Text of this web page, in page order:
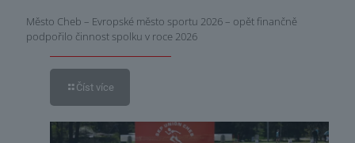
Město Cheb – Evropské město sportu 2026 – opět finančně
podpořilo činnost spolku v roce 2026
Číst více